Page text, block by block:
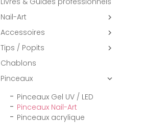
Nail-Art

Accessoires 
Tips / Popits 
Chablons
Pinceaux

Pinceaux Gel UV / LED
Pinceaux Nail-Art
Pinceaux acrylique